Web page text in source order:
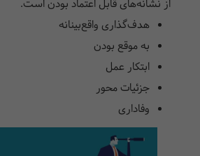
از نشانه‌های قابل اعتماد بودن است.
هدف‌گذاری واقع‌بینانه
به موقع بودن
ابتکار عمل
جزئیات محور
وفاداری